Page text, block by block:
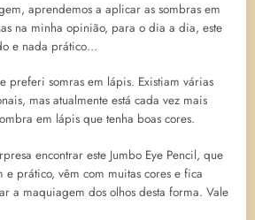
aprendemos a aplicar as sombras em
na minha opinião, para o dia a dia, este
e nada prático…
preferi somras em lápis. Existiam várias
mas atualmente está cada vez mais
em lápis que tenha boas cores.
encontrar este Jumbo Eye Pencil, que
prático, vêm com muitas cores e fica
a maquiagem dos olhos desta forma. Vale